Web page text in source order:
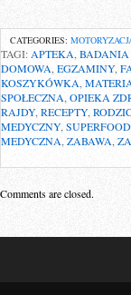
CATEGORIES:
TAGI: APTEKA BADANIA
DOMOWA EGZAMINY,
KOSZYKÓWKA
SPOŁECZNA OPIEKA
RAJDY, RECEPTY,
MEDYCZNY,
MEDYCZNA ZABAWA,
Comments are closed.